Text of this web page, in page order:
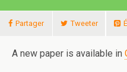
Partager Tweeter
A new paper is available in